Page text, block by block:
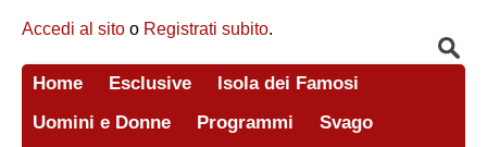
Accedi al sito o Registrati subito.
Home Esclusive
Isola dei Famosi
Uomini e Donne
Programmi
Svago